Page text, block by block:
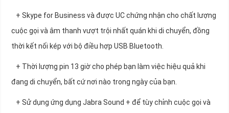
+ Skype for Business và được UC chứng nhận cho chất lượng
cuộc gọi và âm thanh vượt trội nhất quán khi di chuyển, đồng
thời kết nối kép với bộ điều hợp USB Bluetooth.
+ Thời lượng pin 13 giờ cho phép bạn làm việc hiệu quả khi
đang di chuyển, bất cứ nơi nào trong ngày của bạn.
+ Sử dụng ứng dụng Jabra Sound + để tùy chỉnh cuộc gọi và